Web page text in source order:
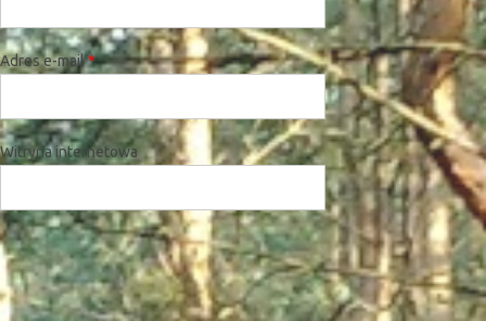
Adres e-mail*
Witryna internetowa